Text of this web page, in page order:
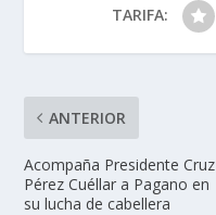
TARIFA:
ANTERIOR
Acompaña Presidente Cruz
Pérez Cuéllar a Pagano en
su lucha de cabellera